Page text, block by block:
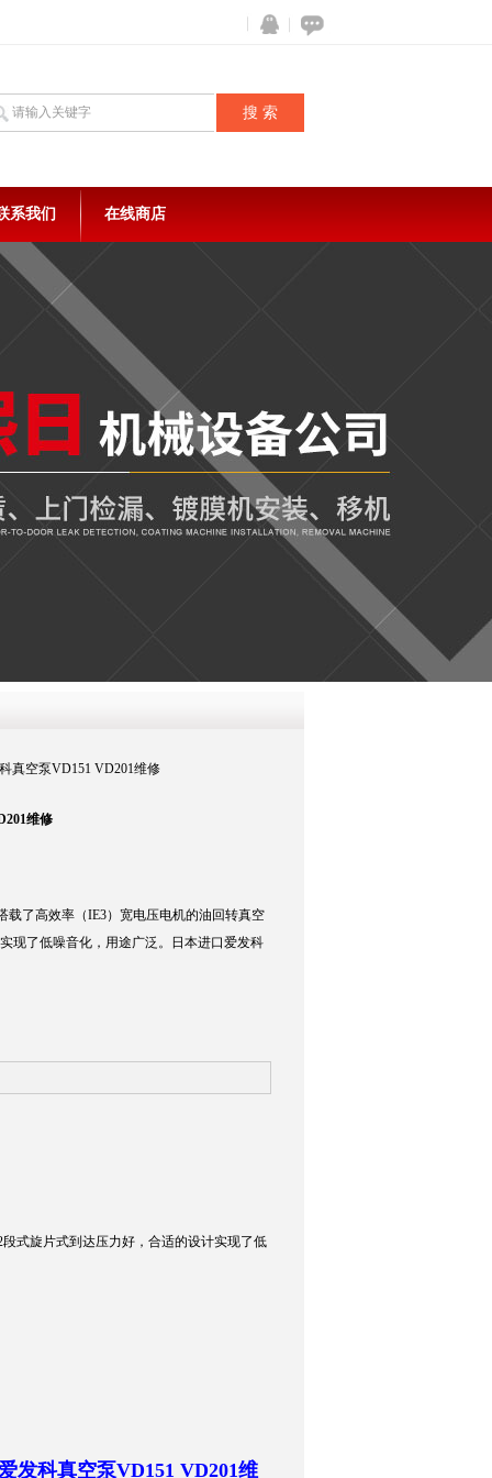
在线咨
系我们 在线商店
真空泵VD151 VD201维修
维修
载了高效率（IE3）宽电压电机的油回转真空
现了低噪音化，用途广泛。日本进口爱发科
式旋片式到达压力好，合适的设计实现了低
发科真空泵VD151 VD201维